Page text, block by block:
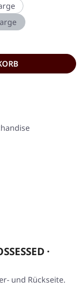
nicht verfügbar.)
verfügbar.)
·
und Rückseite.